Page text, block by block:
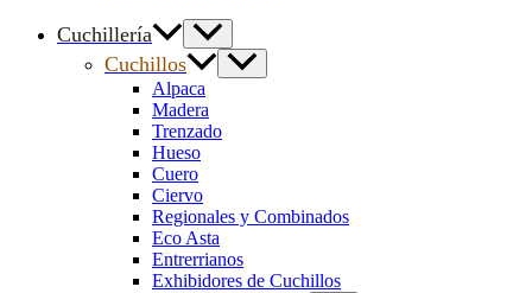
Cuchillería
Cuchillos
Alpaca
Madera
Trenzado
Hueso
Cuero
Ciervo
Regionales y Combinados
Eco Asta
Entrerrianos
Exhibidores de Cuchillos